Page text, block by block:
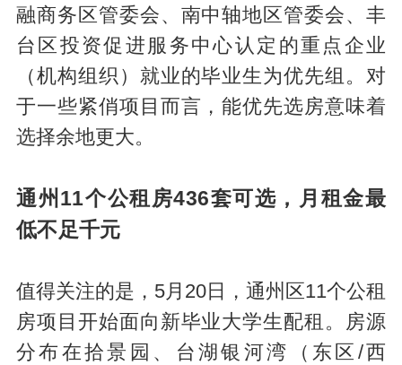
融商务区管委会、南中轴地区管委会、丰
台区投资促进服务中心认定的重点企业
（机构组织）就业的毕业生为优先组。对
于一些紧俏项目而言，能优先选房意味着
选择余地更大。
通州11个公租房436套可选，月租金最
低不足千元
值得关注的是，5月20日，通州区11个公租
房项目开始面向新毕业大学生配租。房源
分布在拾景园、台湖银河湾（东区/西